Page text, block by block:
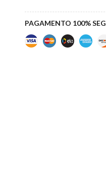
PAGAMENTO 100%